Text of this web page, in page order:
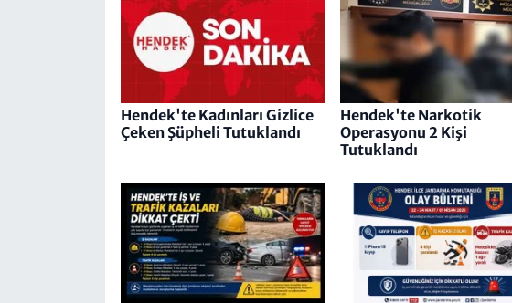
Hendek'te Kadınları Gizlice
Çeken Şüpheli Tutuklandı
Hendek'te Narkotik
Operasyonu 2 Kişi
Tutuklandı